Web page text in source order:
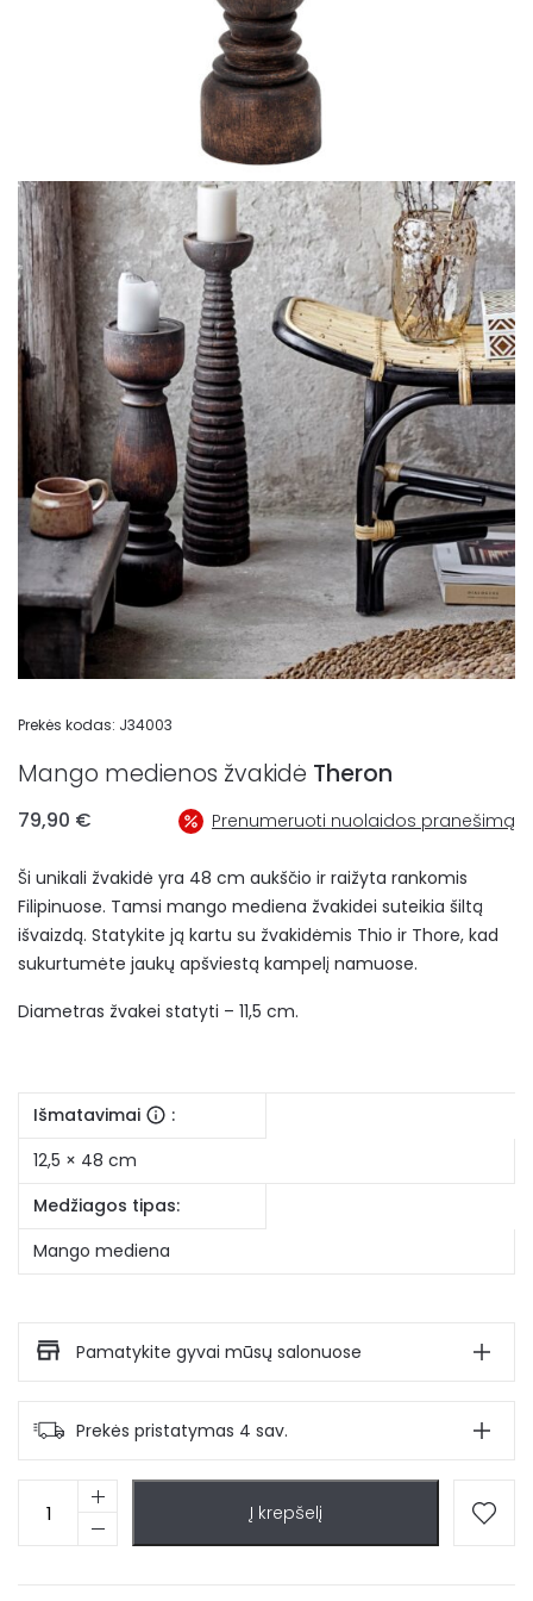
Prekės kodas: J34003
Mango medienos žvakidė Theron
79,90 € Prenumeruoti nuolaidos pranešimą
Ši unikali žvakidė yra 48 cm aukščio ir raižyta rankomis
Filipinuose. Tamsi mango mediena žvakidei suteikia šiltą
išvaizdą. Statykite ją kartu su žvakidėmis Thio ir Thore, kad
sukurtumėte jaukų apšviestą kampelį namuose.
Diametras žvakei statyti – 11,5 cm.
Išmatavimai
:
12,5 × 48 cm
Medžiagos tipas:
Mango mediena
Pamatykite gyvai mūsų salonuose
Prekės pristatymas 4 sav.
produkto
kiekis:
Į krepšelį